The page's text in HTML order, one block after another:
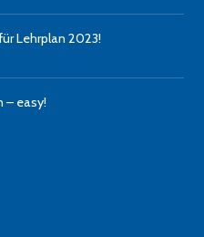
Lehrplan 2023!
– easy!